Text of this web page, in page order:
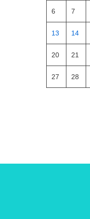
6 7
13 14
20 21
27 28